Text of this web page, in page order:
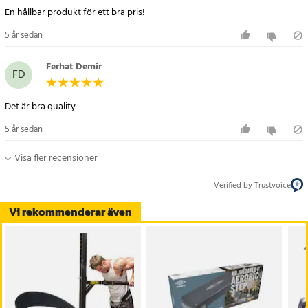
Artikelnummer:81126
Vi rekommenderar även
En hållbar produkt för ett bra pris!
5 år sedan
FD Ferhat Demir
Det är bra quality
5 år sedan
Visa fler recensioner
Verified by Trustvoice